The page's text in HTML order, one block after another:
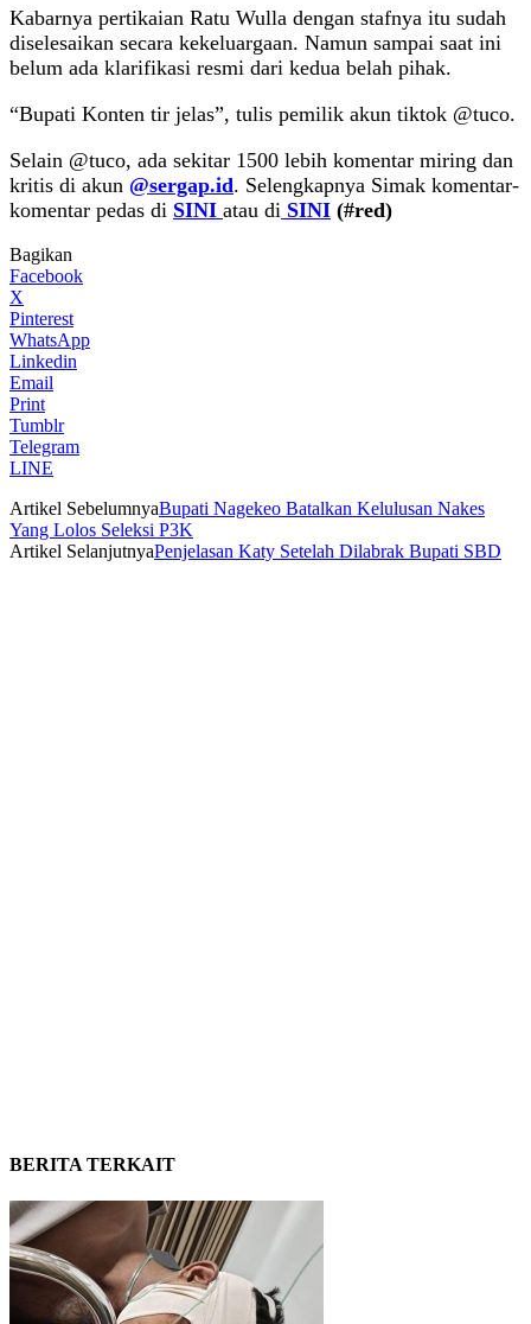
Kabarnya pertikaian Ratu Wulla dengan stafnya itu sudah
diselesaikan secara kekeluargaan. Namun sampai saat ini
belum ada klarifikasi resmi dari kedua belah pihak.
“Bupati Konten tir jelas”, tulis pemilik akun tiktok @tuco.
Selain @tuco, ada sekitar 1500 lebih komentar miring dan
kritis di akun @sergap.id. Selengkapnya Simak komentar-
komentar pedas di SINI atau di SINI (#red)
Bagikan
Facebook
X
Pinterest
WhatsApp
Linkedin
Email
Print
Tumblr
Telegram
LINE
Artikel SebelumnyaBupati Nagekeo Batalkan Kelulusan Nakes
Yang Lolos Seleksi P3K
Artikel SelanjutnyaPenjelasan Katy Setelah Dilabrak Bupati SBD
BERITA TERKAIT